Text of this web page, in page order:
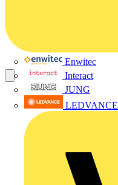
Enwitec
Interact
JUNG
LEDVANCE